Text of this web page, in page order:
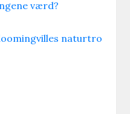
værd?
naturtro